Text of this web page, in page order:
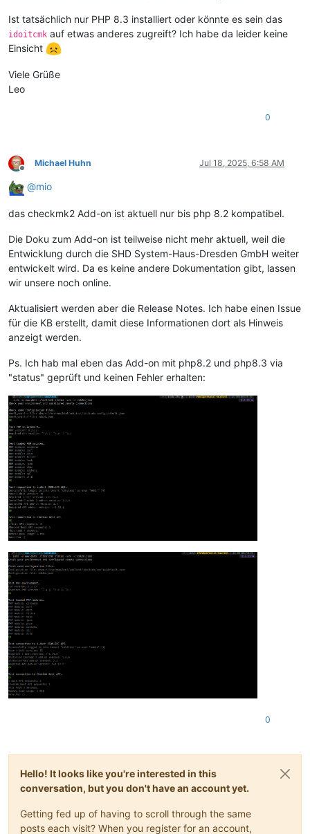
Ist tatsächlich nur PHP 8.3 installiert oder könnte es sein das
idoitcmk auf etwas anderes zugreift? Ich habe da leider keine
Einsicht
Viele Grüße
Leo
0
Offline
Michael Huhn Jul 18, 2025, 6:58 AM
@mio
das checkmk2 Add-on ist aktuell nur bis php 8.2 kompatibel.
Die Doku zum Add-on ist teilweise nicht mehr aktuell, weil die
Entwicklung durch die SHD System-Haus-Dresden GmbH weiter
entwickelt wird. Da es keine andere Dokumentation gibt, lassen
wir unsere noch online.
Aktualisiert werden aber die Release Notes. Ich habe einen Issue
für die KB erstellt, damit diese Informationen dort als Hinweis
anzeigt werden.
Ps. Ich hab mal eben das Add-on mit php8.2 und php8.3 via
"status" geprüft und keinen Fehler erhalten:
0
Hello! It looks like you're interested in this
conversation, but you don't have an account yet.
Getting fed up of having to scroll through the same
posts each visit? When you register for an account,